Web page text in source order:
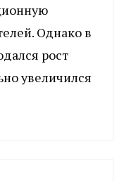
Однако в
рост
увеличился